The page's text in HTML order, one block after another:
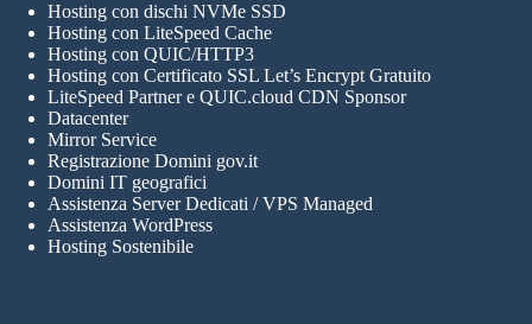
Hosting con dischi NVMe SSD
Hosting con LiteSpeed Cache
Hosting con QUIC/HTTP3
Hosting con Certificato SSL Let’s Encrypt Gratuito
LiteSpeed Partner e QUIC.cloud CDN Sponsor
Datacenter
Mirror Service
Registrazione Domini gov.it
Domini IT geografici
Assistenza Server Dedicati / VPS Managed
Assistenza WordPress
Hosting Sostenibile